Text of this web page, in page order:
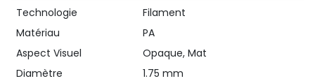
Technologie
Filament
Matériau
PA
Aspect Visuel
Opaque, Mat
Diamètre
1.75 mm